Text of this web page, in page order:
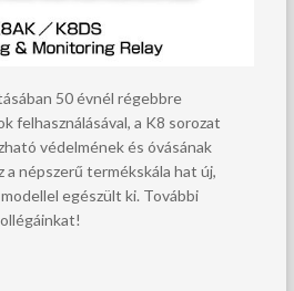
50 évnél régebbre
felhasználásával, a K8 sorozat
védelmének és óvásának
a népszerű termékskála hat új,
egészült ki. További